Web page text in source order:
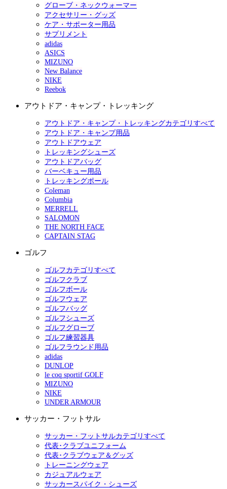
グローブ・ネックウォーマー
アクセサリー・グッズ
ケア・サポーター用品
サプリメント
adidas
ASICS
MIZUNO
New Balance
NIKE
Reebok
アウトドア・キャンプ・トレッキング
アウトドア・キャンプ・トレッキングカテゴリすべて
アウトドア・キャンプ用品
アウトドアウェア
トレッキングシューズ
アウトドアバッグ
バーベキュー用品
トレッキングポール
Coleman
Columbia
MERRELL
SALOMON
THE NORTH FACE
CAPTAIN STAG
ゴルフ
ゴルフカテゴリすべて
ゴルフクラブ
ゴルフボール
ゴルフウェア
ゴルフバッグ
ゴルフシューズ
ゴルフグローブ
ゴルフ練習器具
ゴルフラウンド用品
adidas
DUNLOP
le coq sportif GOLF
MIZUNO
NIKE
UNDER ARMOUR
サッカー・フットサル
サッカー・フットサルカテゴリすべて
代表･クラブユニフォーム
代表･クラブウェア＆グッズ
トレーニングウェア
カジュアルウェア
サッカースパイク・シューズ